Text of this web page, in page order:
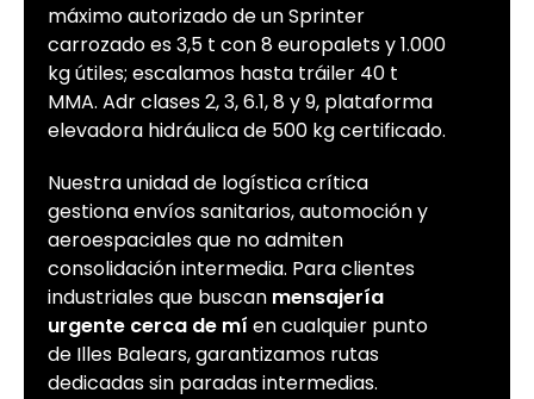
máximo autorizado de un Sprinter
carrozado es 3,5 t con 8 europalets y 1.000
kg útiles; escalamos hasta tráiler 40 t
MMA. Adr clases 2, 3, 6.1, 8 y 9, plataforma
elevadora hidráulica de 500 kg certificado.
Nuestra unidad de logística crítica
gestiona envíos sanitarios, automoción y
aeroespaciales que no admiten
consolidación intermedia. Para clientes
industriales que buscan mensajería
urgente cerca de mí en cualquier punto
de Illes Balears, garantizamos rutas
dedicadas sin paradas intermedias.